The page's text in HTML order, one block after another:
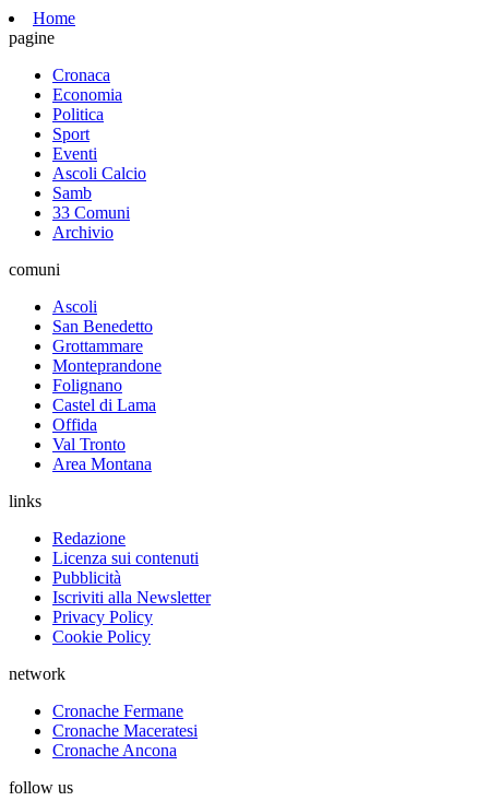
Home
pagine
Cronaca
Economia
Politica
Sport
Eventi
Ascoli Calcio
Samb
33 Comuni
Archivio
comuni
Ascoli
San Benedetto
Grottammare
Monteprandone
Folignano
Castel di Lama
Offida
Val Tronto
Area Montana
links
Redazione
Licenza sui contenuti
Pubblicità
Iscriviti alla Newsletter
Privacy Policy
Cookie Policy
network
Cronache Fermane
Cronache Maceratesi
Cronache Ancona
follow us